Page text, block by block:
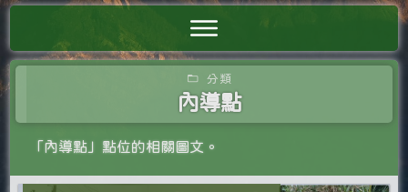
分類
內導點
「內導點」點位的相關圖文。